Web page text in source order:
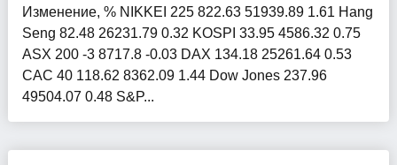
Изменение, % NIKKEI 225 822.63 51939.89 1.61 Hang
Seng 82.48 26231.79 0.32 KOSPI 33.95 4586.32 0.75
ASX 200 -3 8717.8 -0.03 DAX 134.18 25261.64 0.53
CAC 40 118.62 8362.09 1.44 Dow Jones 237.96
49504.07 0.48 S&P...